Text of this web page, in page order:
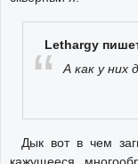
Lethargy
А как у них
Дык вот в чем